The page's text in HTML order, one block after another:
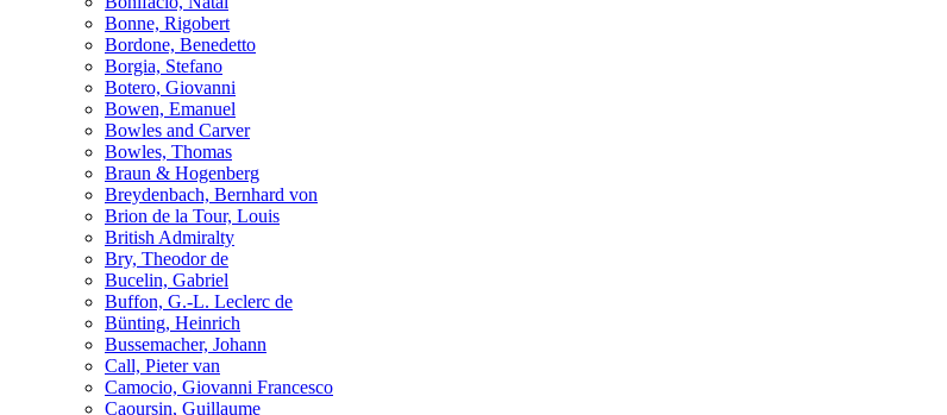
Bonne, Rigobert
Bordone, Benedetto
Borgia, Stefano
Botero, Giovanni
Bowen, Emanuel
Bowles and Carver
Bowles, Thomas
Braun & Hogenberg
Breydenbach, Bernhard von
Brion de la Tour, Louis
British Admiralty
Bry, Theodor de
Bucelin, Gabriel
Buffon, G.-L. Leclerc de
Bünting, Heinrich
Bussemacher, Johann
Call, Pieter van
Camocio, Giovanni Francesco
Caoursin, Guillaume